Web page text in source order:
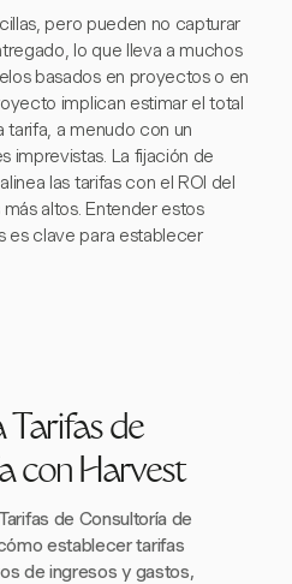
pero pueden no capturar
lo que lleva a muchos
basados en proyectos o en
implican estimar el total
tarifa, a menudo con un
imprevistas. La fijación de
las tarifas con el ROI del
altos. Entender estos
es clave para establecer
Tarifas de
con Harvest
de Consultoría de
establecer tarifas
de ingresos y gastos,